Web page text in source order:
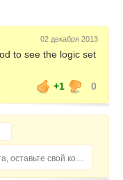
02 декабря 2013
to see the logic set
+1
0